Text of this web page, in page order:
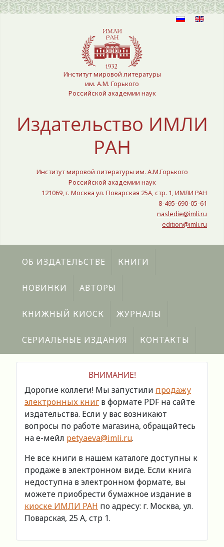
Выберите язык
Институт мировой литературы
им. А.М. Горького
Российской академии наук
Издательство ИМЛИ
РАН
Институт мировой литературы им. А.М.Горького
Российской академии наук
121069, г. Москва ул. Поварская 25A, стр. 1, ИМЛИ РАН
8-495-690-05-61
nasledie@imli.ru
edition@imli.ru
ОБ ИЗДАТЕЛЬСТВЕ КНИГИ
НОВИНКИ АВТОРЫ
КНИЖНЫЙ КИОСК ЖУРНАЛЫ
СЕРИАЛЬНЫЕ ИЗДАНИЯ КОНТАКТЫ
ВНИМАНИЕ!
Дорогие коллеги! Мы запустили продажу
электронных книг в формате PDF на сайте
издательства. Если у вас возникают
вопросы по работе магазина, обращайтесь
на е-мейл petyaeva@imli.ru.
Не все книги в нашем каталоге доступны к
продаже в электронном виде. Если книга
недоступна в электронном формате, вы
можете приобрести бумажное издание в
киоске ИМЛИ РАН по адресу: г. Москва, ул.
Поварская, 25 А, стр 1.